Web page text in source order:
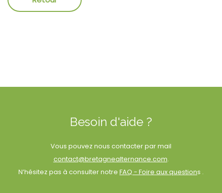
Besoin d'aide ?
Vous pouvez nous contacter par mail
contact@bretagnealternance.com.
N’hésitez pas à consulter notre FAQ - Foire aux questions .